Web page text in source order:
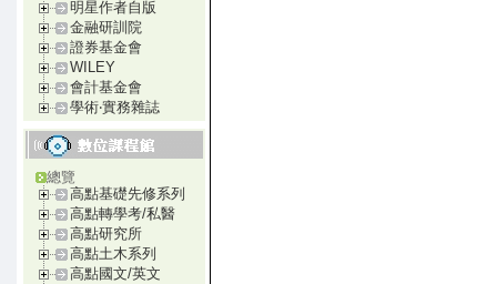
明星作者自版
金融研訓院
證券基金會
WILEY
會計基金會
學術‧實務雜誌
總覽
高點基礎先修系列
高點轉學考/私醫
高點研究所
高點土木系列
高點國文/英文